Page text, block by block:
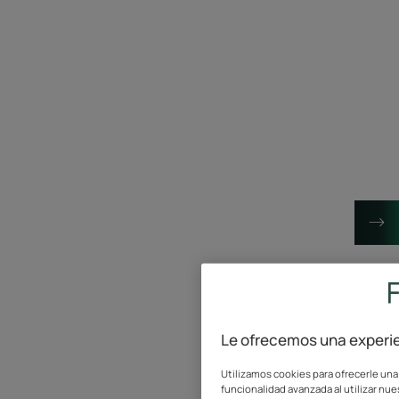
Le ofrecemos una
Utilizamos cookies para ofrecerle
funcionalidad avanzada al utilizar